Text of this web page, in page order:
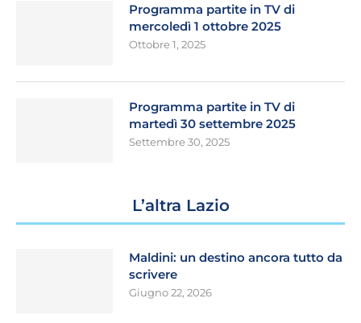
Programma partite in TV di
mercoledì 1 ottobre 2025
Ottobre 1, 2025
Programma partite in TV di
martedì 30 settembre 2025
Settembre 30, 2025
L’altra Lazio
Maldini: un destino ancora tutto da
scrivere
Giugno 22, 2026